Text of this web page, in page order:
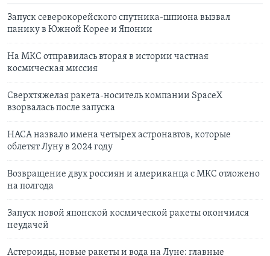
Запуск северокорейского спутника-шпиона вызвал
панику в Южной Корее и Японии
На МКС отправилась вторая в истории частная
космическая миссия
Сверхтяжелая ракета-носитель компании SpaceX
взорвалась после запуска
НАСА назвало имена четырех астронавтов, которые
облетят Луну в 2024 году
Возвращение двух россиян и американца с МКС отложено
на полгода
Запуск новой японской космической ракеты окончился
неудачей
Астероиды, новые ракеты и вода на Луне: главные